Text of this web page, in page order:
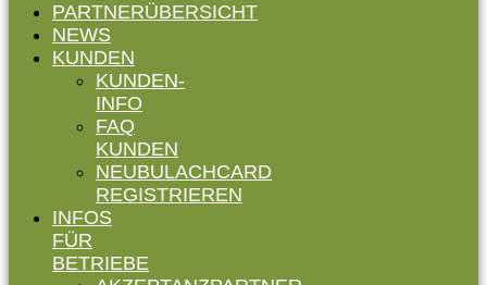
PARTNERÜBERSICHT
NEWS
KUNDEN
KUNDEN-
INFO
FAQ
KUNDEN
NEUBULACHCARD
REGISTRIEREN
INFOS
FÜR
BETRIEBE